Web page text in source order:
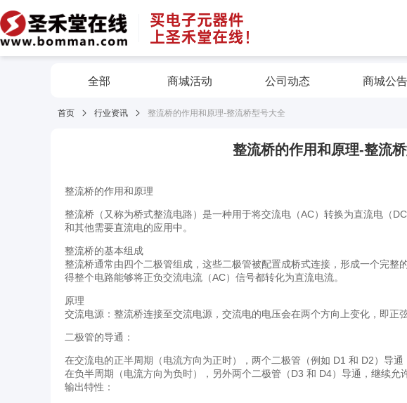
全部 商城活动 公司动态 商城公告
首页 行业资讯 整流桥的作用和原理-整流桥型号大全
整流桥的作用和原理-整流
整流桥的作用和原理
整流桥（又称为桥式整流电路）是一种用于将交流电（AC）转换为直流电（
和其他需要直流电的应用中。
整流桥的基本组成
整流桥通常由四个二极管组成，这些二极管被配置成桥式连接，形成一个完整
得整个电路能够将正负交流电流（AC）信号都转化为直流电流。
原理
交流电源：整流桥连接至交流电源，交流电的电压会在两个方向上变化，即正弦
二极管的导通：
在交流电的正半周期（电流方向为正时），两个二极管（例如 D1 和 D2）导通
在负半周期（电流方向为负时），另外两个二极管（D3 和 D4）导通，继续允
输出特性：